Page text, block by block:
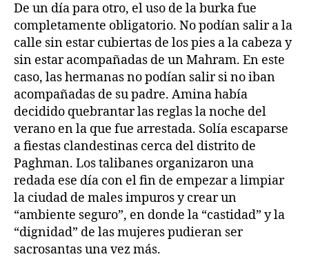
De un día para otro, el uso de la burka fue
completamente obligatorio. No podían salir a la
calle sin estar cubiertas de los pies a la cabeza y
sin estar acompañadas de un Mahram. En este
caso, las hermanas no podían salir si no iban
acompañadas de su padre. Amina había
decidido quebrantar las reglas la noche del
verano en la que fue arrestada. Solía escaparse
a fiestas clandestinas cerca del distrito de
Paghman. Los talibanes organizaron una
redada ese día con el fin de empezar a limpiar
la ciudad de males impuros y crear un
“ambiente seguro”, en donde la “castidad” y la
“dignidad” de las mujeres pudieran ser
sacrosantas una vez más.